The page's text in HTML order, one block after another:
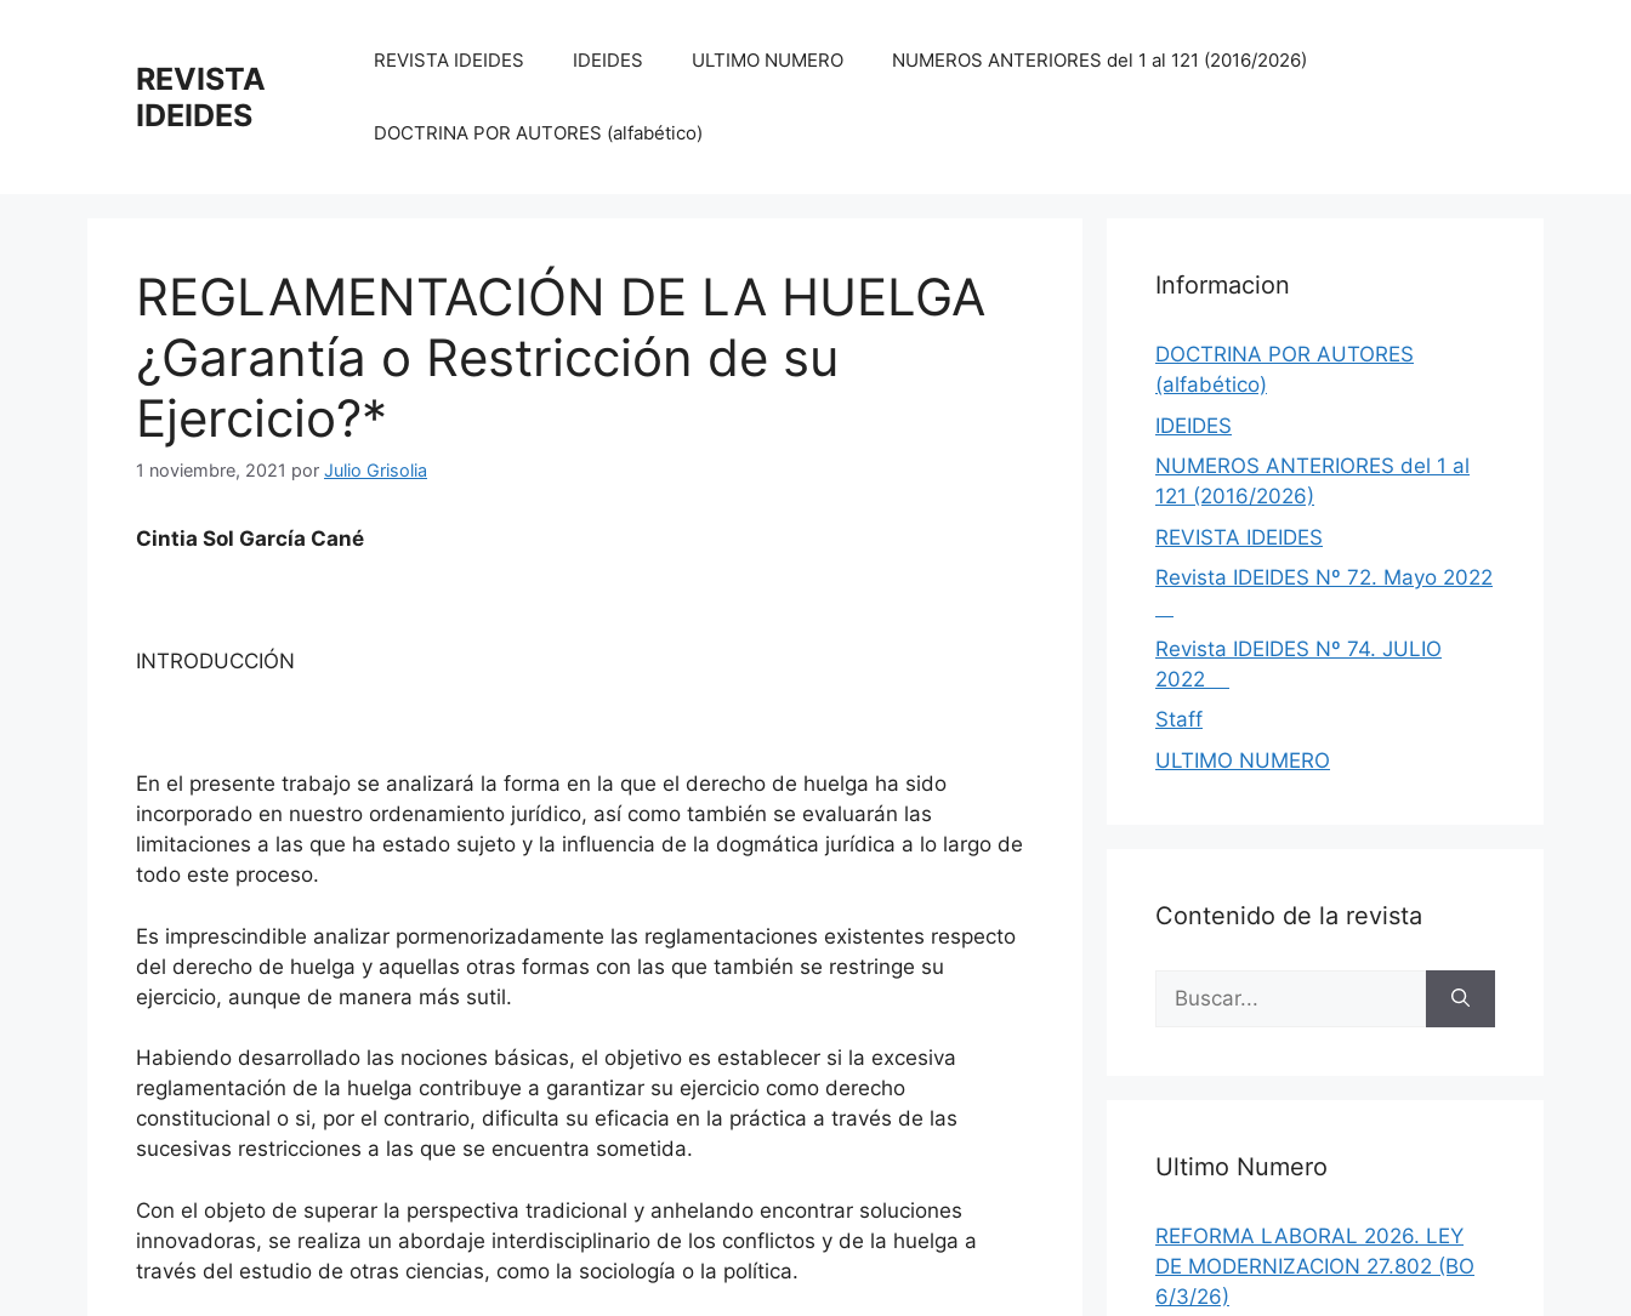
REVISTA
IDEIDES
REVISTA IDEIDES IDEIDES ULTIMO NUMERO NUMEROS ANTERIORES del 1 al 121 (2016/2026)
DOCTRINA POR AUTORES (alfabético)
REGLAMENTACIÓN DE LA HUELGA
¿Garantía o Restricción de su
Ejercicio?*
1 noviembre, 2021 por Julio Grisolia
Cintia Sol García Cané
INTRODUCCIÓN
En el presente trabajo se analizará la forma en la que el derecho de huelga ha sido
incorporado en nuestro ordenamiento jurídico, así como también se evaluarán las
limitaciones a las que ha estado sujeto y la influencia de la dogmática jurídica a lo largo de
todo este proceso.
Es imprescindible analizar pormenorizadamente las reglamentaciones existentes respecto
del derecho de huelga y aquellas otras formas con las que también se restringe su
ejercicio, aunque de manera más sutil.
Habiendo desarrollado las nociones básicas, el objetivo es establecer si la excesiva
reglamentación de la huelga contribuye a garantizar su ejercicio como derecho
constitucional o si, por el contrario, dificulta su eficacia en la práctica a través de las
sucesivas restricciones a las que se encuentra sometida.
Con el objeto de superar la perspectiva tradicional y anhelando encontrar soluciones
innovadoras, se realiza un abordaje interdisciplinario de los conflictos y de la huelga a
través del estudio de otras ciencias, como la sociología o la política.
Informacion
DOCTRINA POR AUTORES
(alfabético)
IDEIDES
NUMEROS ANTERIORES del 1 al
121 (2016/2026)
REVISTA IDEIDES
Revista IDEIDES Nº 72. Mayo 2022
Revista IDEIDES Nº 74. JULIO
2022
Staff
ULTIMO NUMERO
Contenido de la revista
Ultimo Numero
REFORMA LABORAL 2026. LEY
DE MODERNIZACION 27.802 (BO
6/3/26)